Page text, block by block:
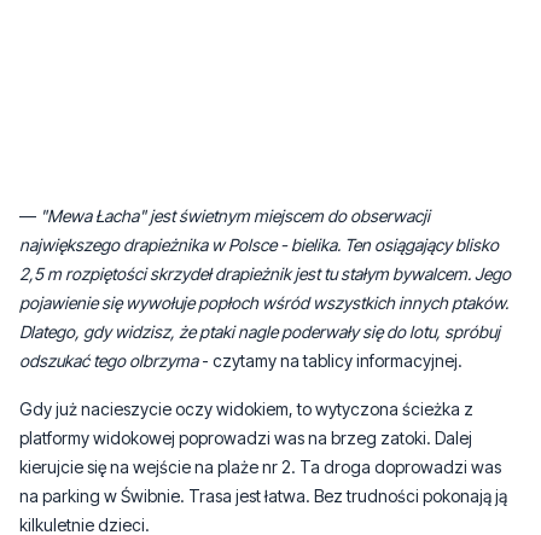
pojawienie się wywołuje popłoch wśród wszystkich innych ptaków.
Dlatego, gdy widzisz, że ptaki nagle poderwały się do lotu, spróbuj
odszukać tego olbrzyma- czytamy na tablicy informacyjnej.
Gdy już nacieszycie oczy widokiem, to wytyczona ścieżka z
platformy widokowej poprowadzi was na brzeg zatoki. Dalej
na parking w Świbnie. Trasa jest łatwa. Bez trudności pokonają ją
kilkuletnie dzieci.